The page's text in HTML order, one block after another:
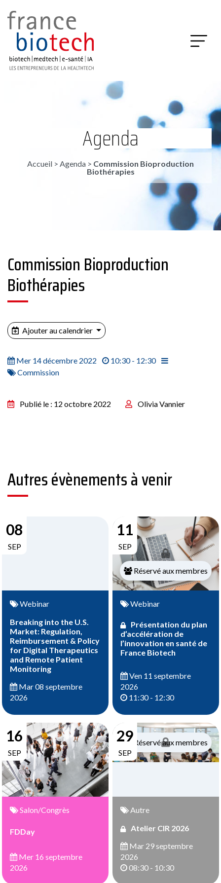
Agenda
Accueil > Agenda > Commission Bioproduction
Biothérapies
Commission Bioproduction
Biothérapies
Ajouter au calendrier
Mer 14 décembre 2022
10:30 - 12:30
Commission
Publié le : 12 octobre 2022 Olivia Vannier
Autres évènements à venir
08
SEP
Webinar
Breaking into the U.S.
Market: Regulation,
Reimbursement & Policy
for Digital Therapeutics
and Remote Patient
Monitoring
Mar 08 septembre
2026
11
SEP
Réservé aux membres
Webinar
Présentation du plan
d’accélération de
l’innovation en santé de
France Biotech
Ven 11 septembre
2026
11:30 - 12:30
16
SEP
Salon/Congrès
FDDay
Mer 16 septembre
2026
29
SEP
Réservé aux membres
Autre
Atelier CIR 2026
Mar 29 septembre
2026
08:30 - 10:30